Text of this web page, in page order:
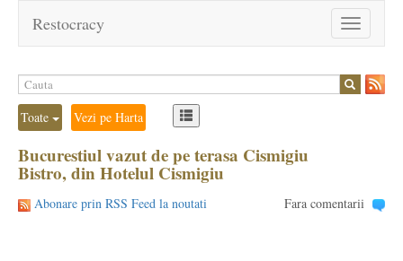
Toggle
navigation
Restocracy
Toate Vezi pe Harta
Bucurestiul vazut de pe terasa Cismigiu
Bistro, din Hotelul Cismigiu
Abonare prin RSS Feed la noutati Fara comentarii